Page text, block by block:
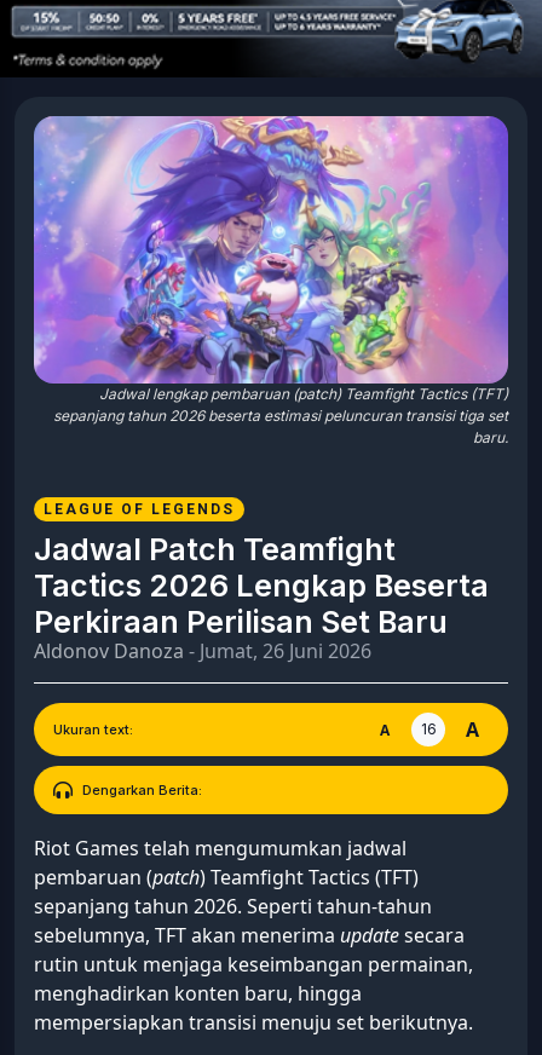
Jadwal lengkap pembaruan (patch) Teamfight Tactics (TFT)
sepanjang tahun 2026 beserta estimasi peluncuran transisi tiga set
baru.
LEAGUE OF LEGENDS
Jadwal Patch Teamfight
Tactics 2026 Lengkap Beserta
Perkiraan Perilisan Set Baru
Aldonov Danoza - Jumat, 26 Juni 2026
Ukuran text: A 16 A
Dengarkan Berita:
Riot Games telah mengumumkan jadwal
pembaruan (patch) Teamfight Tactics (TFT)
sepanjang tahun 2026. Seperti tahun-tahun
sebelumnya, TFT akan menerima updatesecara
rutin untuk menjaga keseimbangan permainan,
menghadirkan konten baru, hingga
mempersiapkan transisi menuju set berikutnya.